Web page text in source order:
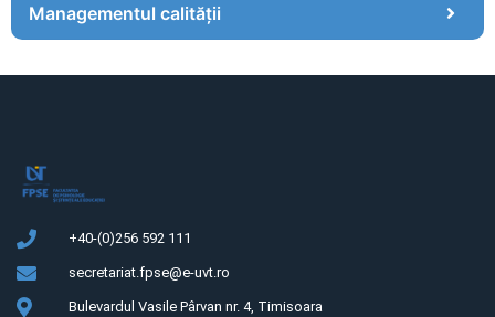
Managementul calității
+40-(0)256 592 111
secretariat.fpse@e-uvt.ro
Bulevardul Vasile Pârvan nr. 4, Timisoara